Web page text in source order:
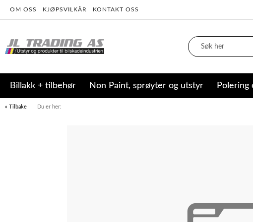
OM OSS KJØPSVILKÅR KONTAKT OSS
Billakk + tilbehør Non Paint, sprøyter og utstyr Polering
« Tilbake Du er her: